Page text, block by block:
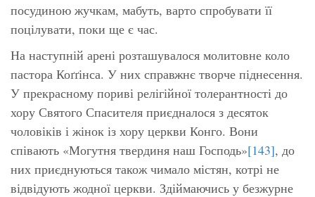
посудиною жучкам, мабуть, варто спробувати її
поцілувати, поки ще є час.
На наступній арені розташувалося молитовне коло
пастора Коґґінса. У них справжнє творче піднесення.
У прекрасному пориві релігійної толерантності до
хору Святого Спасителя приєдналося з десяток
чоловіків і жінок із хору церкви Конго. Вони
співають «Могутня твердиня наш Господь»[143], до
них приєднуються також чимало містян, котрі не
відвідують жодної церкви. Здіймаючись у безжурне